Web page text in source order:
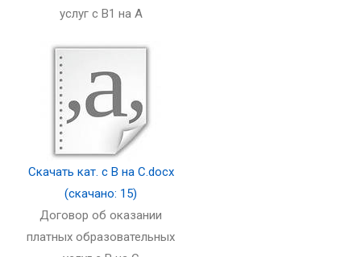
услуг с B1 на A
Скачать кат. с В на C.docx
(скачано: 15)
Договор об оказании
платных образовательных